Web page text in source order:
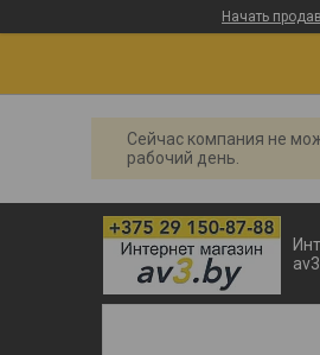
Начать
Сейчас компания не
рабочий день.